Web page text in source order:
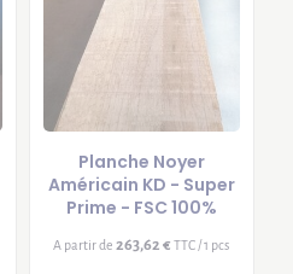
Planche Noyer
Américain KD - Super
Prime - FSC 100%
A partir de263,62 € TTC / 1 pcs